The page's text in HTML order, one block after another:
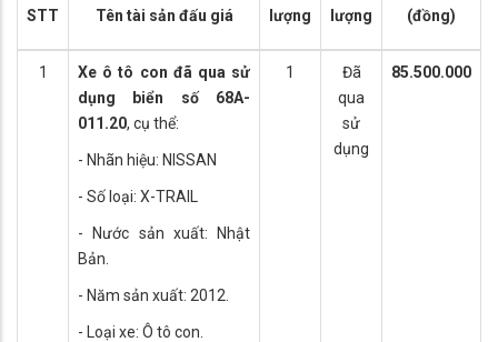
STT Tên tài sản đấu giá
lượng
lượng
(đồng)
1
Xe ô tô con đã qua sử
dụng biển số 68A-
011.20, cụ thể:
- Nhãn hiệu: NISSAN
- Số loại: X-TRAIL
- Nước sản xuất: Nhật
Bản.
- Năm sản xuất: 2012.
- Loại xe: Ô tô con.
1
Đã
qua
sử
dụng
85.500.000